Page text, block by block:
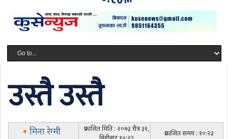
उस्तै उस्तै
मिना रेग्मी
प्रकासित मिति : २०७३ चैत्र ३१,
प्रकासित समय : १०:२३